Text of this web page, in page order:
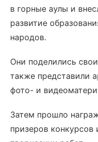
в горные аулы и
развитие
народов.
Они поделились
также представили
фото- и
Затем прошло
призеров конкурсов